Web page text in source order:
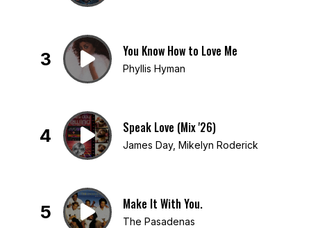
3 You Know How to Love Me
Phyllis Hyman
4 Speak Love (Mix '26)
James Day, Mikelyn Roderick
5 Make It With You.
The Pasadenas